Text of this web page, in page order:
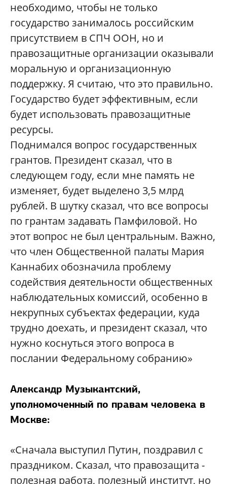
необходимо, чтобы не только
государство занималось российским
присутствием в СПЧ ООН, но и
правозащитные организации оказывали
моральную и организационную
поддержку. Я считаю, что это правильно.
Государство будет эффективным, если
будет использовать правозащитные
ресурсы.
Поднимался вопрос государственных
грантов. Президент сказал, что в
следующем году, если мне память не
изменяет, будет выделено 3,5 млрд
рублей. В шутку сказал, что все вопросы
по грантам задавать Памфиловой. Но
этот вопрос не был центральным. Важно,
что член Общественной палаты Мария
Каннабих обозначила проблему
содействия деятельности общественных
наблюдательных комиссий, особенно в
некрупных субъектах федерации, куда
трудно доехать, и президент сказал, что
нужно коснуться этого вопроса в
послании Федеральному собранию»
Александр Музыкантский,
уполномоченный по правам человека в
Москве:
«Сначала выступил Путин, поздравил с
праздником. Сказал, что правозащита -
полезная работа, полезный институт, но